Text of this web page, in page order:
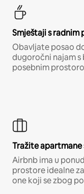
Smještaji s
Obavljate posao
dugoročni najam
posebnim
Tražite apartmane
Airbnb ima u
prostore idealne
one koji se zbog